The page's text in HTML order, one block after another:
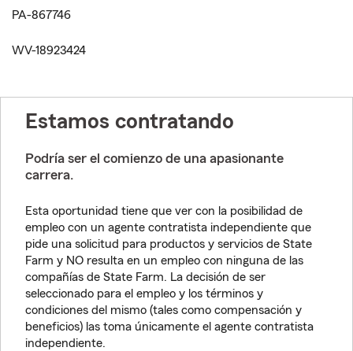
PA-867746
WV-18923424
Estamos contratando
Podría ser el comienzo de una apasionante
carrera.
Esta oportunidad tiene que ver con la posibilidad de
empleo con un agente contratista independiente que
pide una solicitud para productos y servicios de State
Farm y NO resulta en un empleo con ninguna de las
compañías de State Farm. La decisión de ser
seleccionado para el empleo y los términos y
condiciones del mismo (tales como compensación y
beneficios) las toma únicamente el agente contratista
independiente.